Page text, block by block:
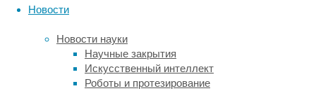
Новости
Новости науки
Научные закрытия
Искусственный интеллект
Роботы и протезирование
и
Последние
эксперименты
показали,